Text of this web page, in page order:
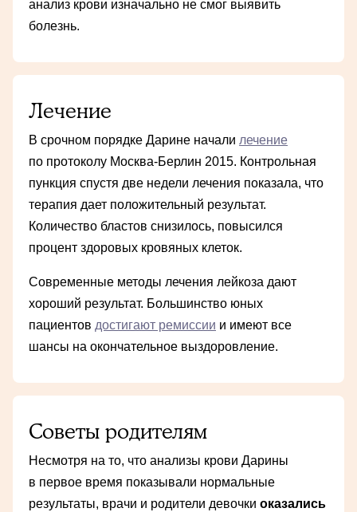
анализ крови изначально не смог выявить
болезнь.
Лечение
В срочном порядке Дарине начали лечение
по протоколу Москва-Берлин 2015. Контрольная
пункция спустя две недели лечения показала, что
терапия дает положительный результат.
Количество бластов снизилось, повысился
процент здоровых кровяных клеток.
Современные методы лечения лейкоза дают
хороший результат. Большинство юных
пациентов достигают ремиссии и имеют все
шансы на окончательное выздоровление.
Советы родителям
Несмотря на то, что анализы крови Дарины
в первое время показывали нормальные
результаты, врачи и родители девочки оказались